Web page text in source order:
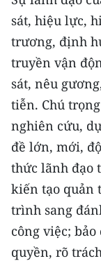
NHÂN DÂN
MUA BÁO
ĐỌC BÁO IN
ENGLISH
中文
FRANÇAIS
РУССКИЙ
sát, hiệu lực,
trương, định
truyền vận
sát, nêu
tiễn. Chú
nghiên cứu,
đề lớn, mới,
thức lãnh đạo
kiến tạo quản
trình sang
công việc;
quyền, rõ